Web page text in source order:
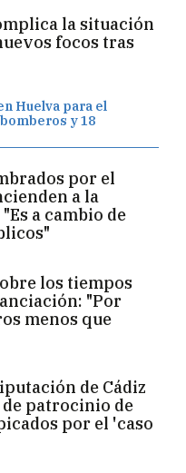
la situación
focos tras
Huelva para el
y 18
por el
a la
a cambio de
los tiempos
"Por
menos que
de Cádiz
patrocinio de
por el 'caso